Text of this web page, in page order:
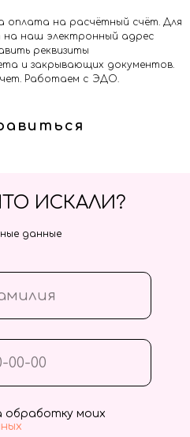
оплата на расчётный счёт. Для
наш электронный адрес
реквизиты
и закрывающих документов.
Работаем с ЭДО.
обработку моих
ИСКАЛИ?
данные